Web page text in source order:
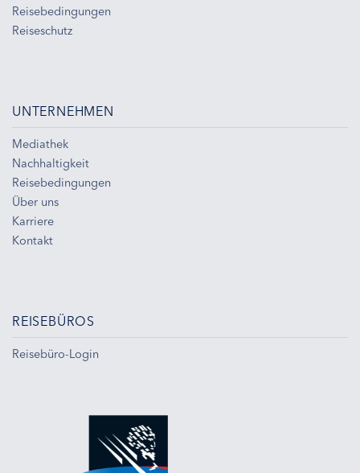
Reisebedingungen
Reiseschutz
UNTERNEHMEN
Mediathek
Nachhaltigkeit
Reisebedingungen
Über uns
Karriere
Kontakt
REISEBÜROS
Reisebüro-Login